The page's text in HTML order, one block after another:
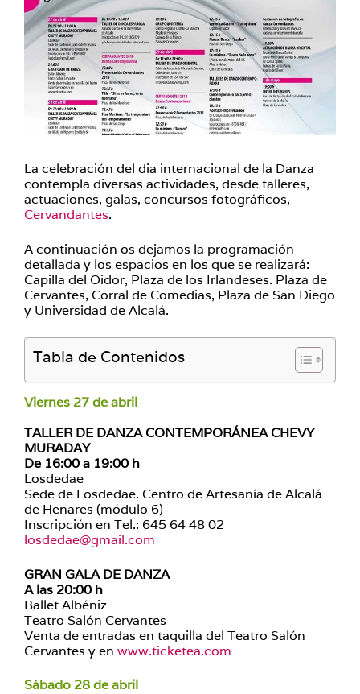
La celebración del dia internacional de la Danza
contempla diversas actividades, desde talleres,
actuaciones, galas, concursos fotográficos,
Cervandantes.
A continuación os dejamos la programación
detallada y los espacios en los que se realizará:
Capilla del Oidor, Plaza de los Irlandeses. Plaza de
Cervantes, Corral de Comedias, Plaza de San Diego
y Universidad de Alcalá.
Tabla de Contenidos
Viernes 27 de abril
TALLER DE DANZA CONTEMPORÁNEA CHEVY
MURADAY
De 16:00 a 19:00 h
Losdedae
Sede de Losdedae. Centro de Artesanía de Alcalá
de Henares (módulo 6)
Inscripción en Tel.: 645 64 48 02
losdedae@gmail.com
GRAN GALA DE DANZA
A las 20:00 h
Ballet Albéniz
Teatro Salón Cervantes
Venta de entradas en taquilla del Teatro Salón
Cervantes y en www.ticketea.com
Sábado 28 de abril